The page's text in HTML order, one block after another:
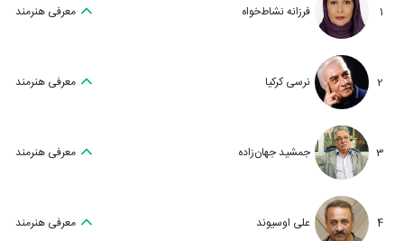
1 فرزانه نشاط‌خواه معرفی هنرمند
2 نرسی کرکیا معرفی هنرمند
3 جمشید جهان‌زاده معرفی هنرمند
4 علی اوسیوند معرفی هنرمند